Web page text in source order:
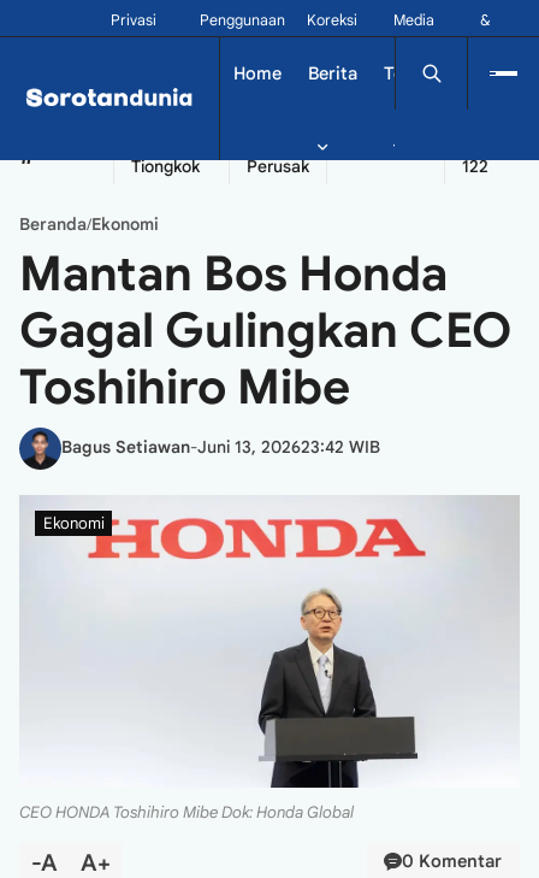
Privasi Penggunaan Koreksi
Media
&
Home Berita Tekno Dinamika
#
Tiongkok
Perusak
Seychelles
122
Beranda/Ekonomi
Mantan Bos Honda
Gagal Gulingkan CEO
Toshihiro Mibe
Bagus Setiawan-Juni 13, 202623:42 WIB
Ekonomi
CEO HONDA Toshihiro Mibe Dok: Honda Global
-A A+ 0 Komentar